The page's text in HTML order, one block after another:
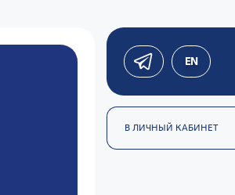
EN
В ЛИЧНЫЙ КАБИНЕТ